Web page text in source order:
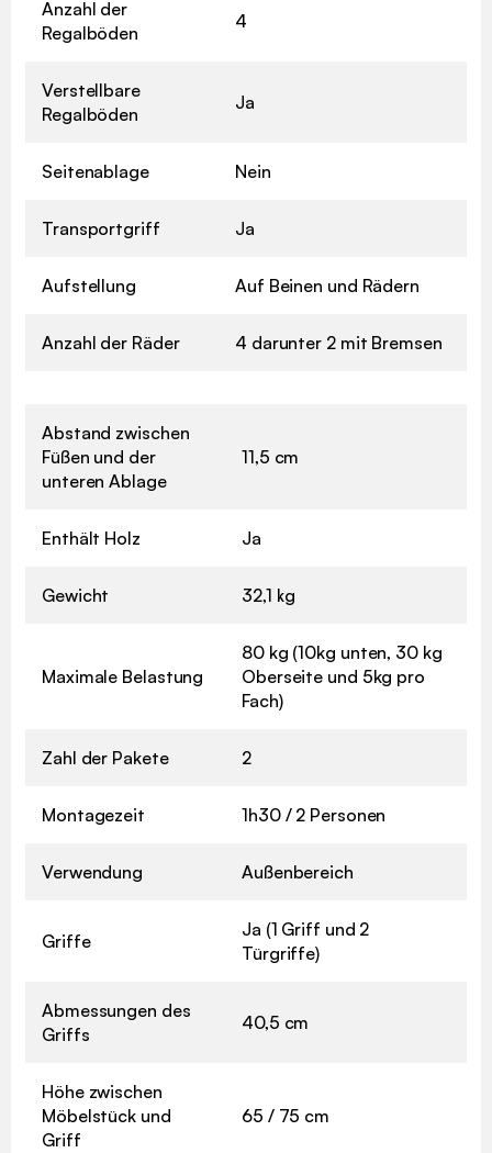
Anzahl der
Regalböden
4
Verstellbare
Regalböden
Ja
Seitenablage Nein
Transportgriff Ja
Aufstellung Auf Beinen und Rädern
Anzahl der Räder 4 darunter 2 mit Bremsen
Abstand zwischen
Füßen und der
unteren Ablage
11,5 cm
Enthält Holz Ja
Gewicht 32,1 kg
Maximale Belastung
80 kg (10kg unten, 30 kg
Oberseite und 5kg pro
Fach)
Zahl der Pakete 2
Montagezeit 1h30 / 2 Personen
Verwendung Außenbereich
Griffe
Ja (1 Griff und 2
Türgriffe)
Abmessungen des
Griffs
40,5 cm
Höhe zwischen
Möbelstück und
Griff
65 / 75 cm